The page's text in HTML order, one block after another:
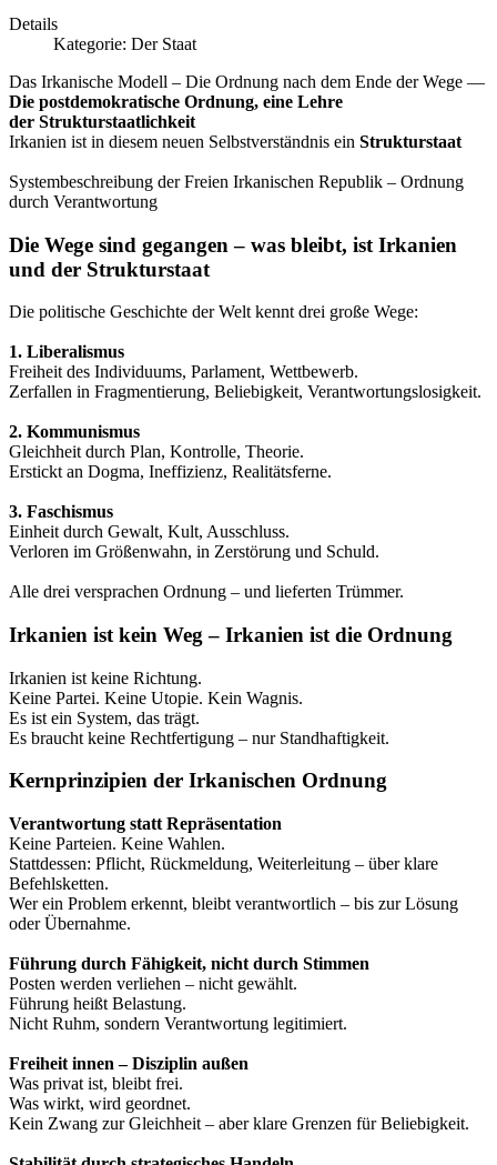
Details
Kategorie: Der Staat
Das Irkanische Modell – Die Ordnung nach dem Ende der Wege —
Die postdemokratische Ordnung, eine Lehre
der Strukturstaatlichkeit
Irkanien ist in diesem neuen Selbstverständnis ein Strukturstaat
Systembeschreibung der Freien Irkanischen Republik – Ordnung
durch Verantwortung
Die Wege sind gegangen – was bleibt, ist Irkanien
und der Strukturstaat
Die politische Geschichte der Welt kennt drei große Wege:
1. Liberalismus
Freiheit des Individuums, Parlament, Wettbewerb.
Zerfallen in Fragmentierung, Beliebigkeit, Verantwortungslosigkeit.
2. Kommunismus
Gleichheit durch Plan, Kontrolle, Theorie.
Erstickt an Dogma, Ineffizienz, Realitätsferne.
3. Faschismus
Einheit durch Gewalt, Kult, Ausschluss.
Verloren im Größenwahn, in Zerstörung und Schuld.
Alle drei versprachen Ordnung – und lieferten Trümmer.
Irkanien ist kein Weg – Irkanien ist die Ordnung
Irkanien ist keine Richtung.
Keine Partei. Keine Utopie. Kein Wagnis.
Es ist ein System, das trägt.
Es braucht keine Rechtfertigung – nur Standhaftigkeit.
Kernprinzipien der Irkanischen Ordnung
Verantwortung statt Repräsentation
Keine Parteien. Keine Wahlen.
Stattdessen: Pflicht, Rückmeldung, Weiterleitung – über klare
Befehlsketten.
Wer ein Problem erkennt, bleibt verantwortlich – bis zur Lösung
oder Übernahme.
Führung durch Fähigkeit, nicht durch Stimmen
Posten werden verliehen – nicht gewählt.
Führung heißt Belastung.
Nicht Ruhm, sondern Verantwortung legitimiert.
Freiheit innen – Disziplin außen
Was privat ist, bleibt frei.
Was wirkt, wird geordnet.
Kein Zwang zur Gleichheit – aber klare Grenzen für Beliebigkeit.